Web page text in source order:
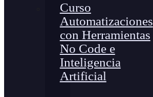
Curso
Automatizaciones
con Herramientas
No Code e
Inteligencia
Artificial